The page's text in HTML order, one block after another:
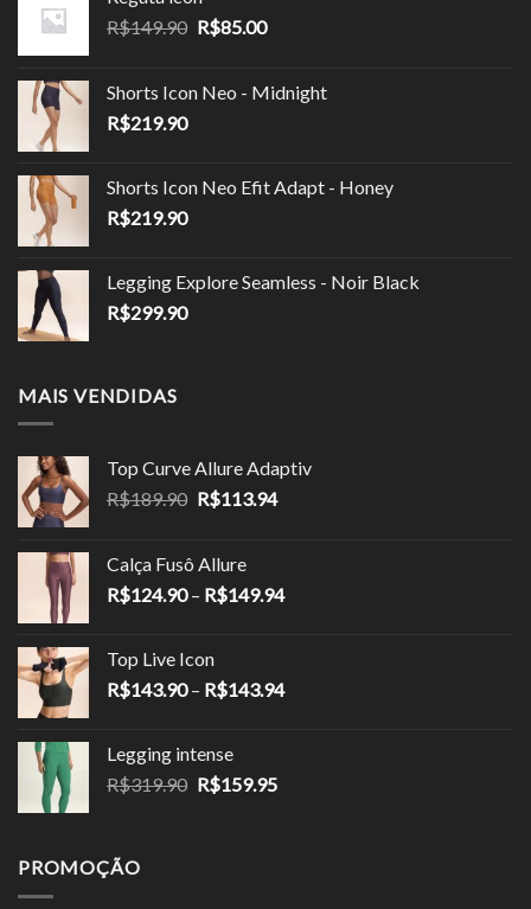
R$149.90 O
era:
R$85.00O
é:
Shorts Icon Neo - Midnight
R$219.90
Shorts Icon Neo Efit Adapt - Honey
R$219.90
Legging Explore Seamless - Noir Black
R$299.90
MAIS VENDIDAS
Top Curve Allure Adaptiv
R$189.90 O
era:
R$189.90.
R$113.94O
R$113.94.
Calça Fusô Allure
R$124.90 – R$149.94Faixa
através
Top Live Icon
R$143.90 – R$143.94Faixa
Legging intense
R$319.90 O
R$159.95O
PROMOÇÃO